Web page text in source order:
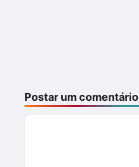
Postar um comentário